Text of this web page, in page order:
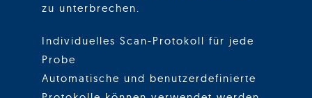
zu unterbrechen.
Individuelles Scan-Protokoll für jede
Probe
Automatische und benutzerdefinierte